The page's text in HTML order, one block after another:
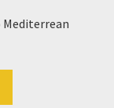
Mediterrean